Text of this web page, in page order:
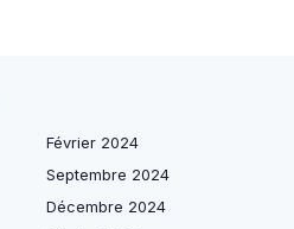
Février 2024
Septembre 2024
Décembre 2024